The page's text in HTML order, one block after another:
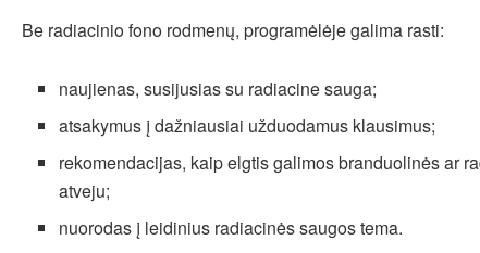
Be radiacinio fono rodmenų, programėlėje galima rasti:
naujienas, susijusias su radiacine sauga;
atsakymus į dažniausiai užduodamus klausimus;
rekomendacijas, kaip elgtis galimos branduolinės ar
atveju;
nuorodas į leidinius radiacinės saugos tema.